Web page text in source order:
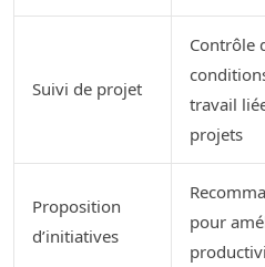
Suivi de projet
Contrôle
travail
projets
Proposition
d’initiatives
pour